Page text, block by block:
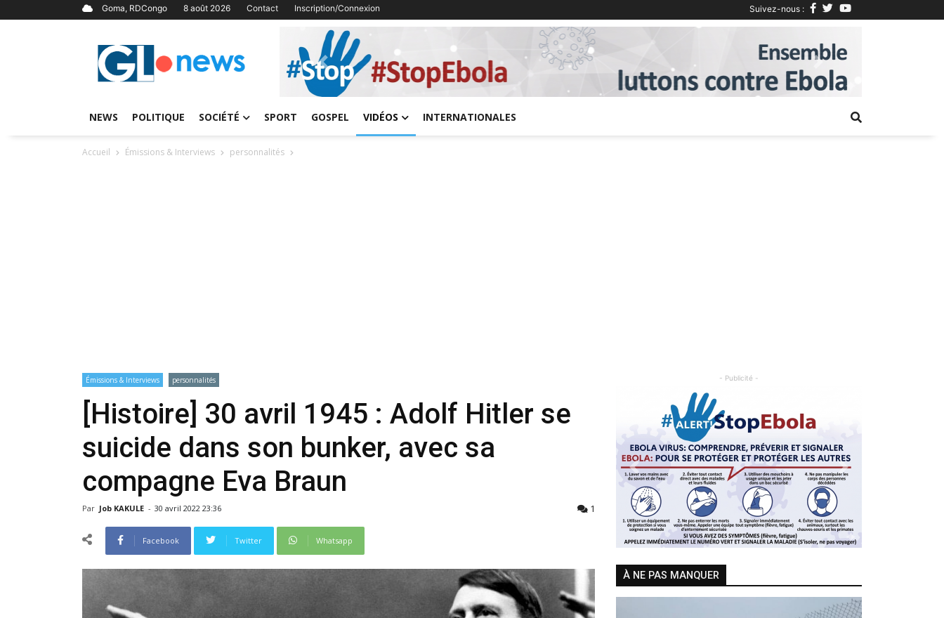
Goma, RDCongo 8 août 2026 Contact Inscription/Connexion Suivez-nous :
Previous Next
NEWS POLITIQUE SOCIÉTÉ SPORT GOSPEL VIDÉOS INTERNATIONALES
Accueil Émissions & Interviews personnalités
Émissions & Interviews personnalités
[Histoire] 30 avril 1945 : Adolf Hitler se
suicide dans son bunker, avec sa
compagne Eva Braun
Par Job KAKULE - 30 avril 2022 23:36 1
Facebook Twitter Whatsapp
- Publicité -
Previous Next
À NE PAS MANQUER